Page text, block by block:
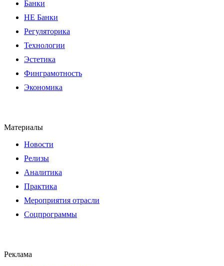
Банки
НЕ Банки
Регуляторика
Технологии
Эстетика
Финграмотность
Экономика
Материалы
Новости
Релизы
Аналитика
Практика
Мероприятия отрасли
Соцпрограммы
Реклама